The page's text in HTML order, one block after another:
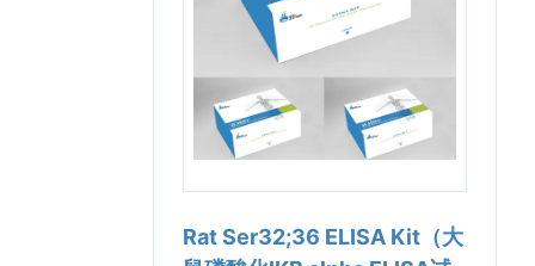
Rat Ser32;36 ELISA Kit（大